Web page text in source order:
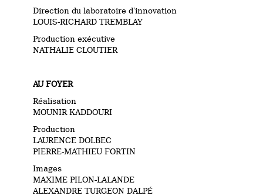
Direction du laboratoire d’innovation
LOUIS-RICHARD TREMBLAY
Production exécutive
NATHALIE CLOUTIER
AU FOYER
Réalisation
MOUNIR KADDOURI
Production
LAURENCE DOLBEC
PIERRE-MATHIEU FORTIN
Images
MAXIME PILON-LALANDE
ALEXANDRE TURGEON DALPÉ